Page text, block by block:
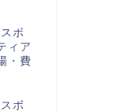
ボ
ィア
・費
ボ